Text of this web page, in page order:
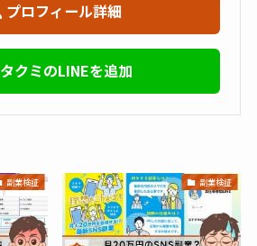
プロフィール詳細
タクミのLINEを追加
副業検証 副業検証